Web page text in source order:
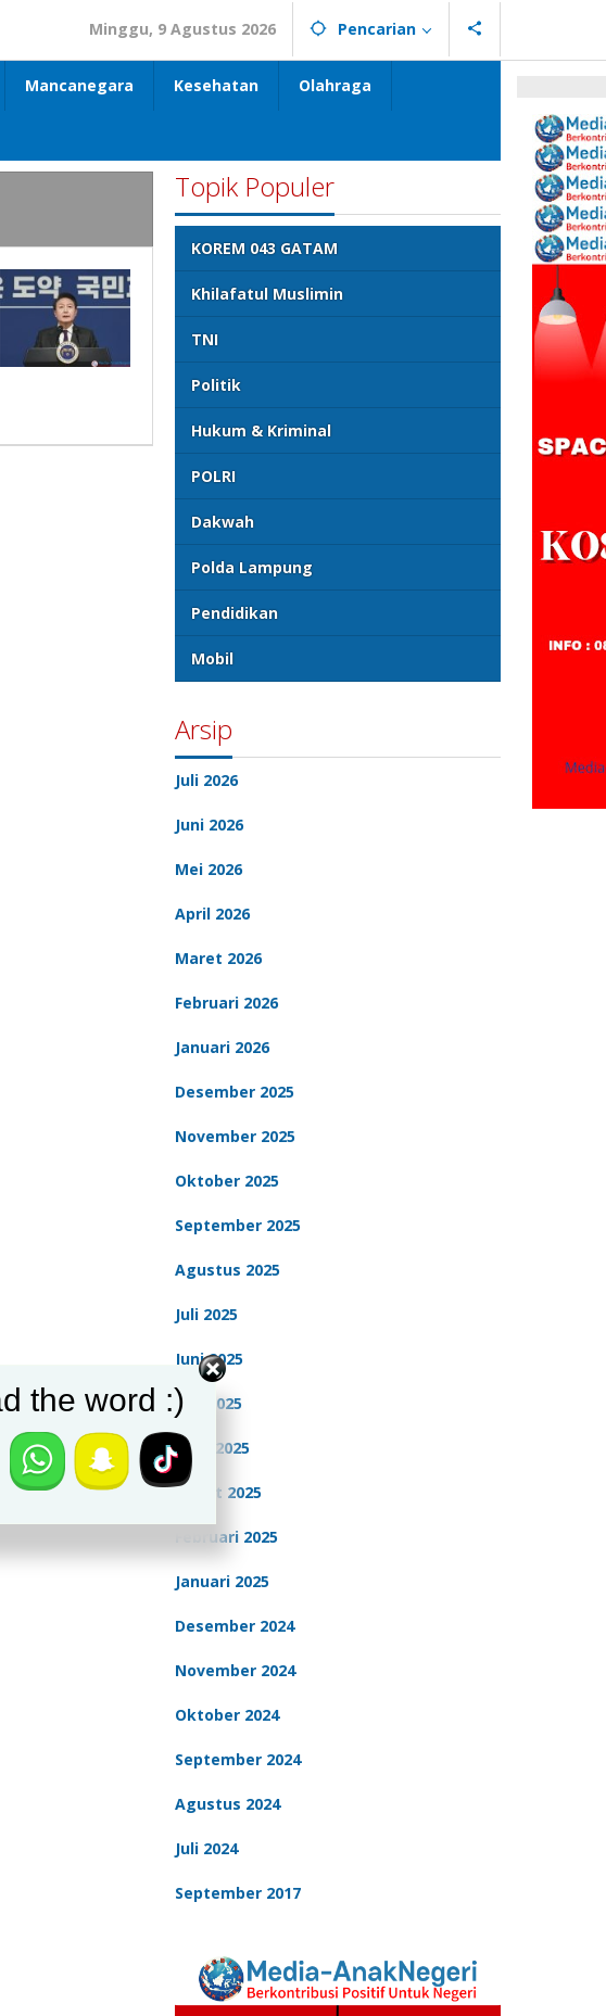
Minggu, 9 Agustus 2026 Pencarian
Mancanegara Kesehatan Olahraga
Topik Populer
KOREM 043 GATAM
Khilafatul Muslimin
TNI
Politik
Hukum & Kriminal
POLRI
Dakwah
Polda Lampung
Pendidikan
Mobil
Arsip
Juli 2026
Juni 2026
Mei 2026
April 2026
Maret 2026
Februari 2026
Januari 2026
Desember 2025
November 2025
Oktober 2025
September 2025
Agustus 2025
Juli 2025
Juni 2025
Mei 2025
April 2025
Maret 2025
Februari 2025
Januari 2025
Desember 2024
November 2024
Oktober 2024
September 2024
Agustus 2024
Juli 2024
September 2017
the word :)